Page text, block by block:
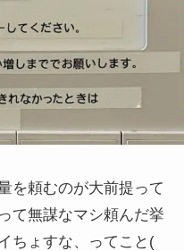
を頼むのが大前提って
て無謀なマシ頼んだ挙
ちょすな、ってこと (